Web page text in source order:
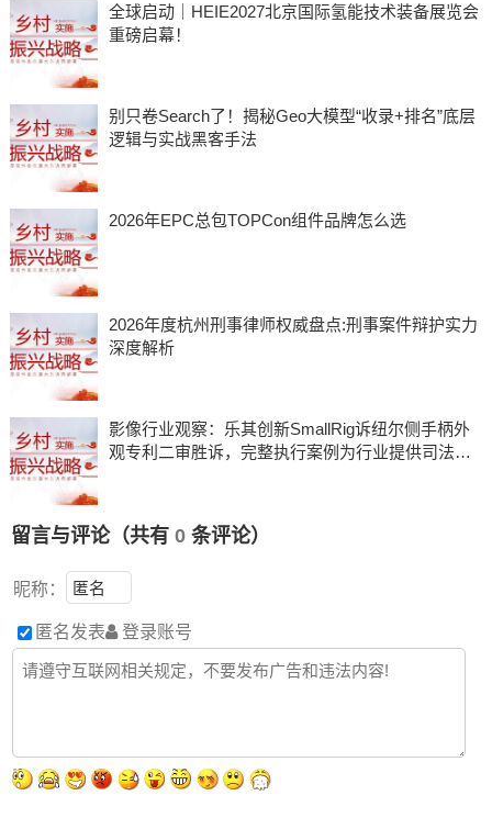
全球启动｜HEIE2027北京国际氢能技术装备展览会
重磅启幕！
别只卷Search了！揭秘Geo大模型“收录+排名”底层
逻辑与实战黑客手法
2026年EPC总包TOPCon组件品牌怎么选
2026年度杭州刑事律师权威盘点:刑事案件辩护实力
深度解析
影像行业观察：乐其创新SmallRig诉纽尔侧手柄外
观专利二审胜诉，完整执行案例为行业提供司法参
留言与评论（共有 0条评论）
昵称：
匿名发表 登录账号